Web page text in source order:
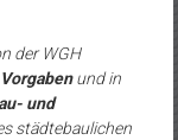
der WGH
und in
und
städtebaulichen